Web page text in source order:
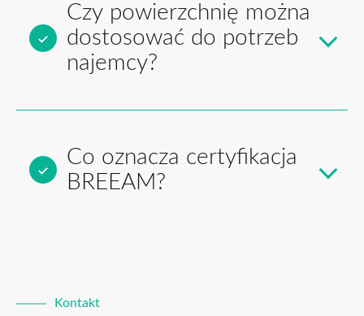
Czy powierzchnię można
dostosować do potrzeb
najemcy?
Co oznacza certyfikacja
BREEAM?
Kontakt